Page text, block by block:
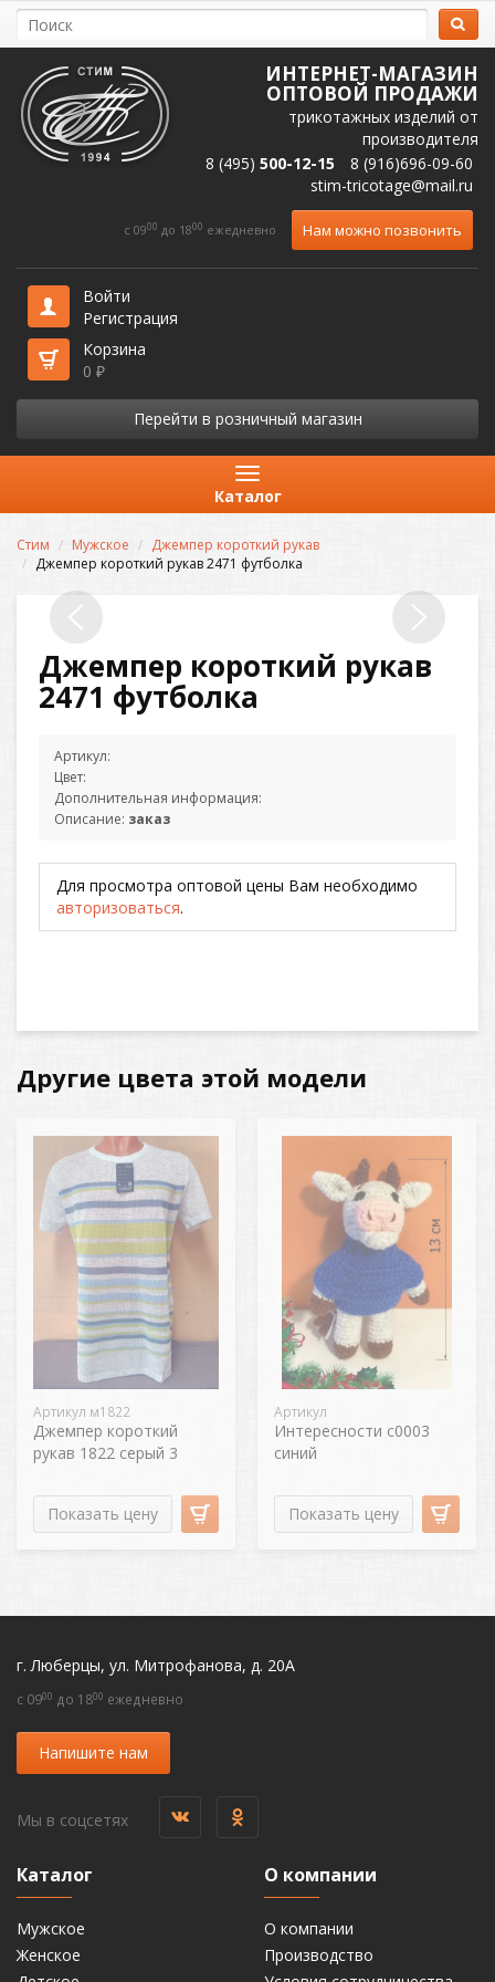
ИНТЕРНЕТ-МАГАЗИН
ОПТОВОЙ ПРОДАЖИ
трикотажных изделий от
производителя
8 (495) 500-12-15
8 (916)696-09-60
stim-tricotage@mail.ru
c 0900 до 1800 ежедневно Нам можно позвонить
Войти
Регистрация
Корзина
0 ₽
Перейти в розничный магазин
Каталог
Стим Мужское
Джемпер короткий рукав
Джемпер короткий рукав 2471 футболка
Джемпер короткий рукав
2471 футболка
Артикул:
Цвет:
Дополнительная информация:
Описание: заказ
Для просмотра оптовой цены Вам необходимо
авторизоваться.
Другие цвета этой модели
Артикул м1822
Джемпер короткий
рукав 1822 серый 3
Показать цену
Артикул
Интересности с0003
синий
Показать цену
г. Люберцы, ул. Митрофанова, д. 20А
c 0900 до 1800 ежедневно
Напишите нам
Мы в соцсетях
Каталог
Мужское
Женское
О компании
О компании
Производство